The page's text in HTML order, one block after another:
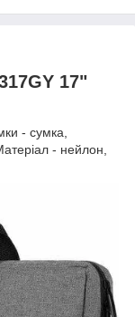
17"
- сумка,
- нейлон,